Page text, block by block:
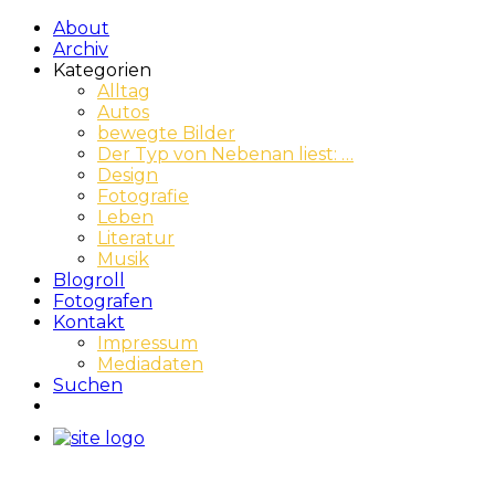
About
Archiv
Kategorien
Alltag
Autos
bewegte Bilder
Der Typ von Nebenan liest: …
Design
Fotografie
Leben
Literatur
Musik
Blogroll
Fotografen
Kontakt
Impressum
Mediadaten
Suchen